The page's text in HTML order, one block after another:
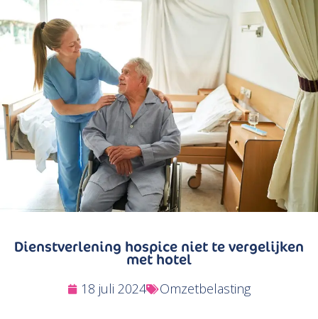
Zoeken
Dienstverlening hospice niet te vergelijken
met hotel
18 juli 2024 Omzetbelasting